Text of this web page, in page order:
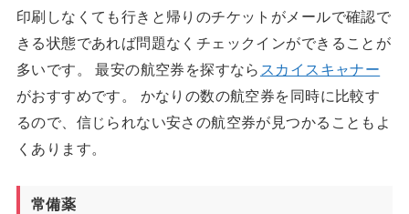
印刷しなくても行きと帰りのチケットがメールで確認で
きる状態であれば問題なくチェックインができることが
多いです。 最安の航空券を探すなら スカイスキャナー
がおすすめです。 かなりの数の航空券を同時に比較す
るので、信じられない安さの航空券が見つかることもよ
くあります。
常備薬